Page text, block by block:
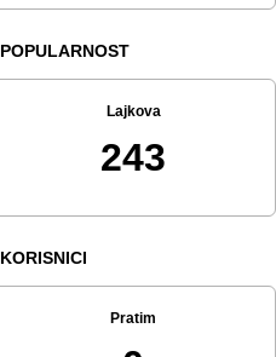
POPULARNOST
Lajkova
243
KORISNICI
Pratim